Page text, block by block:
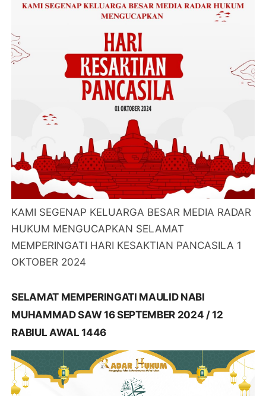
KAMI SEGENAP KELUARGA BESAR MEDIA RADAR
HUKUM MENGUCAPKAN SELAMAT
MEMPERINGATI HARI KESAKTIAN PANCASILA 1
OKTOBER 2024
SELAMAT MEMPERINGATI MAULID NABI
MUHAMMAD SAW 16 SEPTEMBER 2024 / 12
RABIUL AWAL 1446